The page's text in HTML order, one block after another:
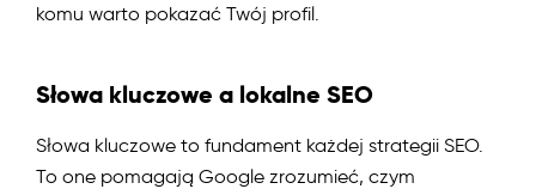
komu warto pokazać Twój profil.
Słowa kluczowe a lokalne SEO
Słowa kluczowe to fundament każdej strategii SEO.
To one pomagają Google zrozumieć, czym